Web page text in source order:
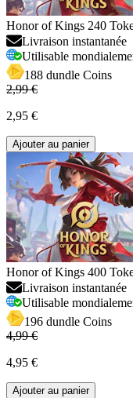
Honor of Kings 240
Livraison instantanée
Utilisable
188 dundle Coins
2,99 €
2,95 €
Ajouter au panier
Honor of Kings 400
Livraison instantanée
Utilisable
196 dundle Coins
4,99 €
4,95 €
Ajouter au panier